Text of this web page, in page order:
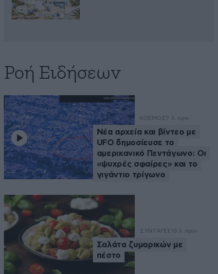
Ροή Ειδήσεων
ΚΟΣΜΟΣ7 λ. πριν
Νέα αρχεία και βίντεο με
UFO δημοσίευσε το
αμερικανικό Πεντάγωνο: Οι
«ψυχρές σφαίρες» και το
γιγάντιο τρίγωνο
ΣΥΝΤΑΓΕΣ 13 λ. πριν
Σαλάτα ζυμαρικών με
πέστο